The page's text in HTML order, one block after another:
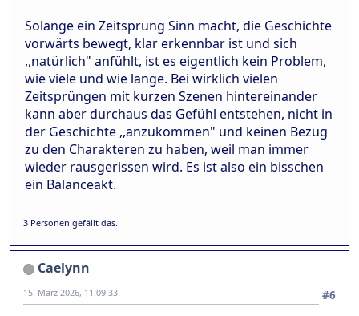
Solange ein Zeitsprung Sinn macht, die Geschichte
vorwärts bewegt, klar erkennbar ist und sich
,,natürlich" anfühlt, ist es eigentlich kein Problem,
wie viele und wie lange. Bei wirklich vielen
Zeitsprüngen mit kurzen Szenen hintereinander
kann aber durchaus das Gefühl entstehen, nicht in
der Geschichte ,,anzukommen" und keinen Bezug
zu den Charakteren zu haben, weil man immer
wieder rausgerissen wird. Es ist also ein bisschen
ein Balanceakt.
3 Personen gefällt das.
Caelynn
#6
15. März 2026, 11:09:33